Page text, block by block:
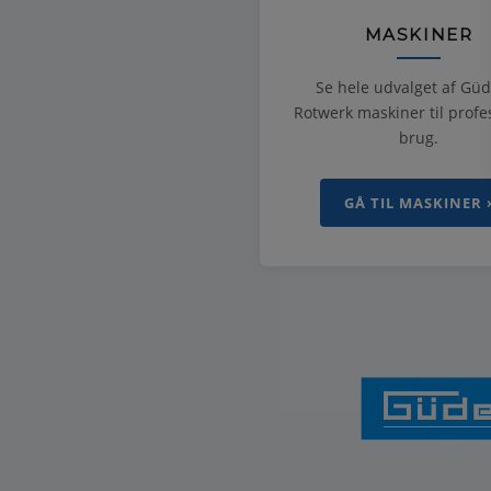
MASKINER
Se hele udvalget af
Rotwerk maskiner til
brug.
GÅ TIL MASKINER ›